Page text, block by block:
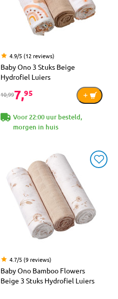
4.9/5 (12 reviews)
Baby Ono 3 Stuks Beige
Hydrofiel Luiers
10,997,95
Voor 22:00 uur besteld,
morgen in huis
4.7/5 (9 reviews)
Baby Ono Bamboo Flowers
Beige 3 Stuks Hydrofiel Luiers